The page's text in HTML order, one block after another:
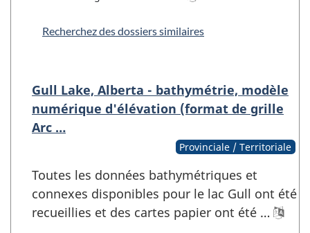
Recherchez des dossiers similaires
Gull Lake, Alberta - bathymétrie, modèle
numérique d'élévation (format de grille
Arc …
Provinciale / Territoriale
Toutes les données bathymétriques et
connexes disponibles pour le lac Gull ont été
recueillies et des cartes papier ont été …